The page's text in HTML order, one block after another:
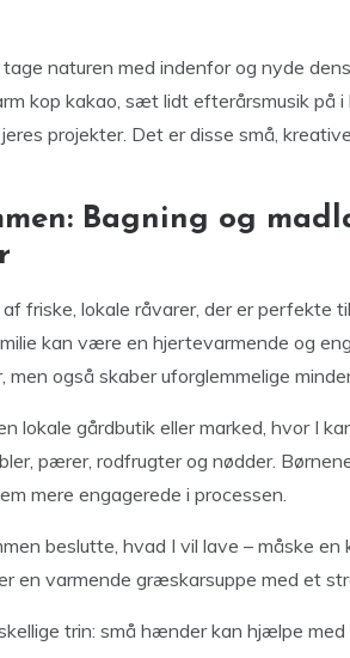
naturen med indenfor og nyde
kop kakao, sæt lidt efterårsmusik på i
projekter. Det er disse små,
Bagning og
friske, lokale råvarer, der er perfekte
kan være en hjertevarmende og
også skaber uforglemmelige
lokale gårdbutik eller marked, hvor I
pærer, rodfrugter og nødder.
mere engagerede i processen.
beslutte, hvad I vil lave – måske
en varmende græskarsuppe med et
trin: små hænder kan hjælpe